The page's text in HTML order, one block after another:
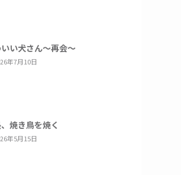
い犬さん～再会～
年7月10日
焼き鳥を焼く
年5月15日